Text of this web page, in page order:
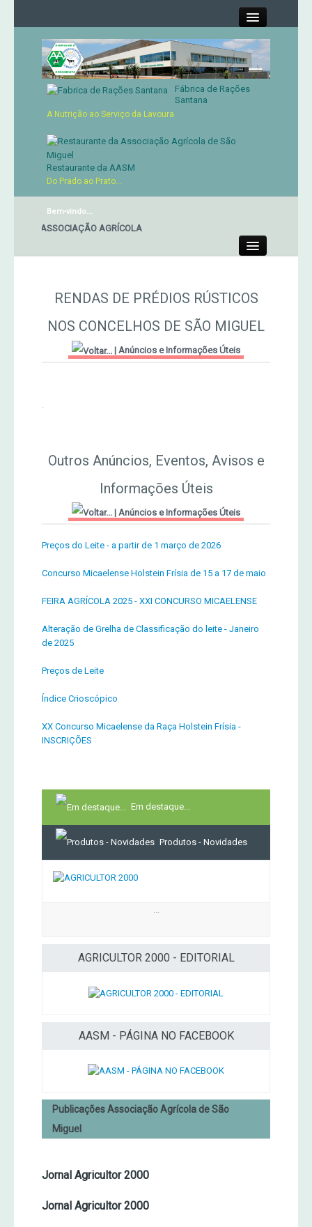
Contactos
Serviços
Jornal Agricultor 2000
Fábrica de Rações
Santana
A Nutrição ao Serviço da Lavoura
Restaurante da AASM
Do Prado ao Prato...
Bem-vindo...
DA ASSOCIAÇÃO AGRÍCOLA
MERCADO AGRÍCOLA DE SANTANA
RENDAS DE PRÉDIOS RÚSTICOS
NOS CONCELHOS DE SÃO MIGUEL
| Anúncios e Informações Úteis
Outros Anúncios, Eventos, Avisos e
Informações Úteis
| Anúncios e Informações Úteis
Preços do Leite - a partir de 1 março de 2026
Concurso Micaelense Holstein Frísia de 15 a 17 de maio
FEIRA AGRÍCOLA 2025 - XXI CONCURSO MICAELENSE
Alteração de Grelha de Classificação do leite - Janeiro
de 2025
Preços de Leite
Índice Crioscópico
XX Concurso Micaelense da Raça Holstein Frísia -
INSCRIÇÕES
Em destaque...
Produtos - Novidades
...
AGRICULTOR 2000 - EDITORIAL
AASM - PÁGINA NO FACEBOOK
Publicações Associação Agrícola de São
Miguel
Jornal Agricultor 2000
Jornal Agricultor 2000